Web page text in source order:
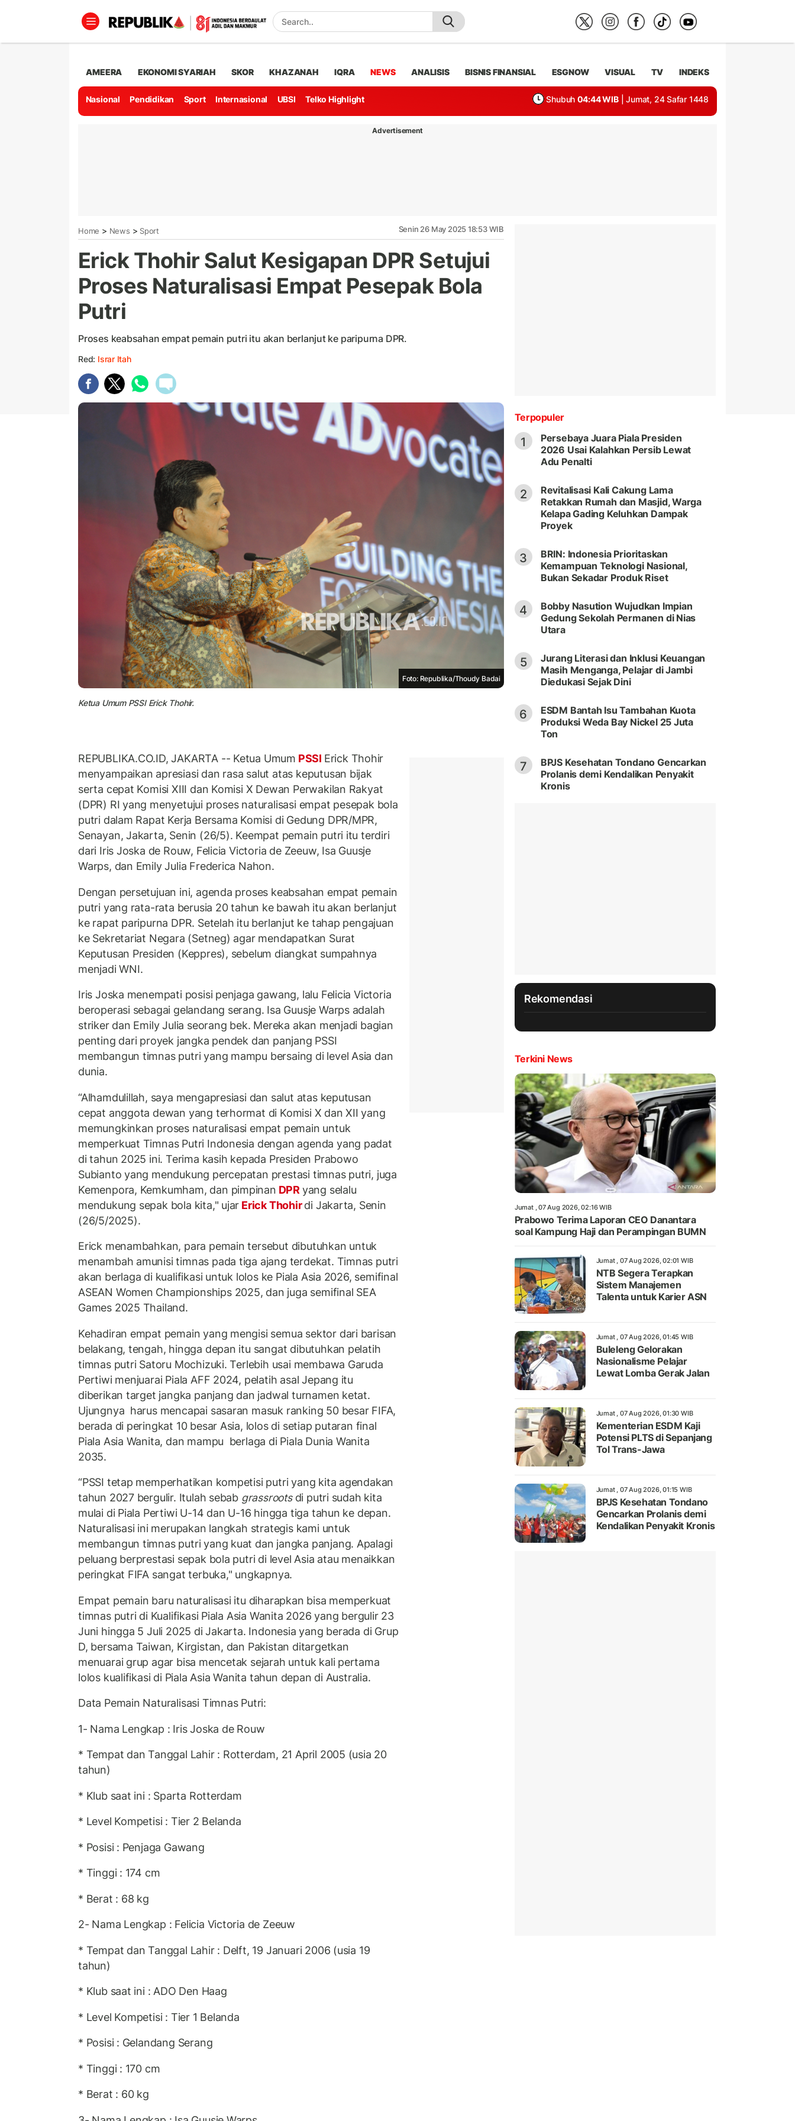
AMEERA EKONOMI SYARIAH SKOR KHAZANAH IQRA NEWS ANALISIS BISNIS FINANSIAL ESGNOW VISUAL TV INDEKS
Nasional Pendidikan Sport Internasional UBSI Telko Highlight Shubuh 04:44 WIB | Jumat, 24 Safar 1448
Advertisement
Home > News > Sport Senin 26 May 2025 18:53 WIB
Erick Thohir Salut Kesigapan DPR Setujui
Proses Naturalisasi Empat Pesepak Bola
Putri
Proses keabsahan empat pemain putri itu akan berlanjut ke paripurna DPR.
Red: Israr Itah
Foto: Republika/Thoudy Badai
Ketua Umum PSSI Erick Thohir.
REPUBLIKA.CO.ID, JAKARTA -- Ketua Umum PSSI Erick Thohir
menyampaikan apresiasi dan rasa salut atas keputusan bijak
serta cepat Komisi XIII dan Komisi X Dewan Perwakilan Rakyat
(DPR) RI yang menyetujui proses naturalisasi empat pesepak bola
putri dalam Rapat Kerja Bersama Komisi di Gedung DPR/MPR,
Senayan, Jakarta, Senin (26/5). Keempat pemain putri itu terdiri
dari Iris Joska de Rouw, Felicia Victoria de Zeeuw, Isa Guusje
Warps, dan Emily Julia Frederica Nahon.
Dengan persetujuan ini, agenda proses keabsahan empat pemain
putri yang rata-rata berusia 20 tahun ke bawah itu akan berlanjut
ke rapat paripurna DPR. Setelah itu berlanjut ke tahap pengajuan
ke Sekretariat Negara (Setneg) agar mendapatkan Surat
Keputusan Presiden (Keppres), sebelum diangkat sumpahnya
menjadi WNI.
Iris Joska menempati posisi penjaga gawang, lalu Felicia Victoria
beroperasi sebagai gelandang serang. Isa Guusje Warps adalah
striker dan Emily Julia seorang bek. Mereka akan menjadi bagian
penting dari proyek jangka pendek dan panjang PSSI
membangun timnas putri yang mampu bersaing di level Asia dan
dunia.
“Alhamdulillah, saya mengapresiasi dan salut atas keputusan
cepat anggota dewan yang terhormat di Komisi X dan XII yang
memungkinkan proses naturalisasi empat pemain untuk
memperkuat Timnas Putri Indonesia dengan agenda yang padat
di tahun 2025 ini. Terima kasih kepada Presiden Prabowo
Subianto yang mendukung percepatan prestasi timnas putri, juga
Kemenpora, Kemkumham, dan pimpinan DPR yang selalu
mendukung sepak bola kita," ujar Erick Thohirdi Jakarta, Senin
(26/5/2025).
Erick menambahkan, para pemain tersebut dibutuhkan untuk
menambah amunisi timnas pada tiga ajang terdekat. Timnas putri
akan berlaga di kualifikasi untuk lolos ke Piala Asia 2026, semifinal
ASEAN Women Championships 2025, dan juga semifinal SEA
Games 2025 Thailand.
Kehadiran empat pemain yang mengisi semua sektor dari barisan
belakang, tengah, hingga depan itu sangat dibutuhkan pelatih
timnas putri Satoru Mochizuki. Terlebih usai membawa Garuda
Pertiwi menjuarai Piala AFF 2024, pelatih asal Jepang itu
diberikan target jangka panjang dan jadwal turnamen ketat.
Ujungnya harus mencapai sasaran masuk ranking 50 besar FIFA,
berada di peringkat 10 besar Asia, lolos di setiap putaran final
Piala Asia Wanita, dan mampu berlaga di Piala Dunia Wanita
2035.
“PSSI tetap memperhatikan kompetisi putri yang kita agendakan
tahun 2027 bergulir. Itulah sebab grassrootsdi putri sudah kita
mulai di Piala Pertiwi U-14 dan U-16 hingga tiga tahun ke depan.
Naturalisasi ini merupakan langkah strategis kami untuk
membangun timnas putri yang kuat dan jangka panjang. Apalagi
peluang berprestasi sepak bola putri di level Asia atau menaikkan
peringkat FIFA sangat terbuka," ungkapnya.
Empat pemain baru naturalisasi itu diharapkan bisa memperkuat
timnas putri di Kualifikasi Piala Asia Wanita 2026 yang bergulir 23
Juni hingga 5 Juli 2025 di Jakarta. Indonesia yang berada di Grup
D, bersama Taiwan, Kirgistan, dan Pakistan ditargetkan
menuarai grup agar bisa mencetak sejarah untuk kali pertama
lolos kualifikasi di Piala Asia Wanita tahun depan di Australia.
Data Pemain Naturalisasi Timnas Putri:
1- Nama Lengkap : Iris Joska de Rouw
* Tempat dan Tanggal Lahir : Rotterdam, 21 April 2005 (usia 20
tahun)
* Klub saat ini : Sparta Rotterdam
* Level Kompetisi : Tier 2 Belanda
* Posisi : Penjaga Gawang
* Tinggi : 174 cm
* Berat : 68 kg
2- Nama Lengkap : Felicia Victoria de Zeeuw
* Tempat dan Tanggal Lahir : Delft, 19 Januari 2006 (usia 19
tahun)
* Klub saat ini : ADO Den Haag
* Level Kompetisi : Tier 1 Belanda
* Posisi : Gelandang Serang
* Tinggi : 170 cm
* Berat : 60 kg
Terpopuler
1
Persebaya Juara Piala Presiden
2026 Usai Kalahkan Persib Lewat
Adu Penalti
2
Revitalisasi Kali Cakung Lama
Retakkan Rumah dan Masjid, Warga
Kelapa Gading Keluhkan Dampak
Proyek
3
BRIN: Indonesia Prioritaskan
Kemampuan Teknologi Nasional,
Bukan Sekadar Produk Riset
4
Bobby Nasution Wujudkan Impian
Gedung Sekolah Permanen di Nias
Utara
5
Jurang Literasi dan Inklusi Keuangan
Masih Menganga, Pelajar di Jambi
Diedukasi Sejak Dini
6
ESDM Bantah Isu Tambahan Kuota
Produksi Weda Bay Nickel 25 Juta
Ton
7
BPJS Kesehatan Tondano Gencarkan
Prolanis demi Kendalikan Penyakit
Kronis
Rekomendasi
Terkini News
Jumat , 07 Aug 2026, 02:16 WIB
Prabowo Terima Laporan CEO Danantara
soal Kampung Haji dan Perampingan BUMN
Jumat , 07 Aug 2026, 02:01 WIB
NTB Segera Terapkan
Sistem Manajemen
Talenta untuk Karier ASN
Jumat , 07 Aug 2026, 01:45 WIB
Buleleng Gelorakan
Nasionalisme Pelajar
Lewat Lomba Gerak Jalan
Jumat , 07 Aug 2026, 01:30 WIB
Kementerian ESDM Kaji
Potensi PLTS di Sepanjang
Tol Trans-Jawa
Jumat , 07 Aug 2026, 01:15 WIB
BPJS Kesehatan Tondano
Gencarkan Prolanis demi
Kendalikan Penyakit Kronis